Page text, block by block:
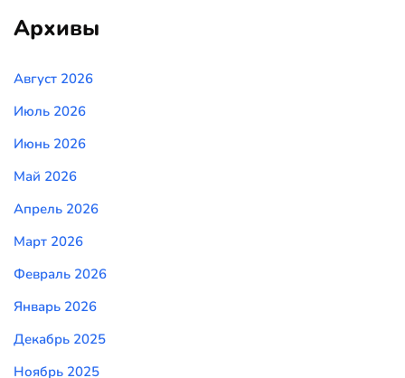
Архивы
Август 2026
Июль 2026
Июнь 2026
Май 2026
Апрель 2026
Март 2026
Февраль 2026
Январь 2026
Декабрь 2025
Ноябрь 2025